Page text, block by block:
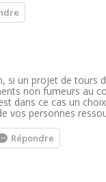
si un projet de tours
non fumeurs au
dans ce cas un
vos personnes
Répondre